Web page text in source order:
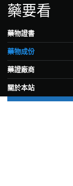
藥要看
藥物證書
藥物成份
藥證廠商
關於本站